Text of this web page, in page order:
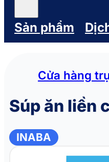
Sản phẩm
Cửa hàng
Súp ăn liền
INABA